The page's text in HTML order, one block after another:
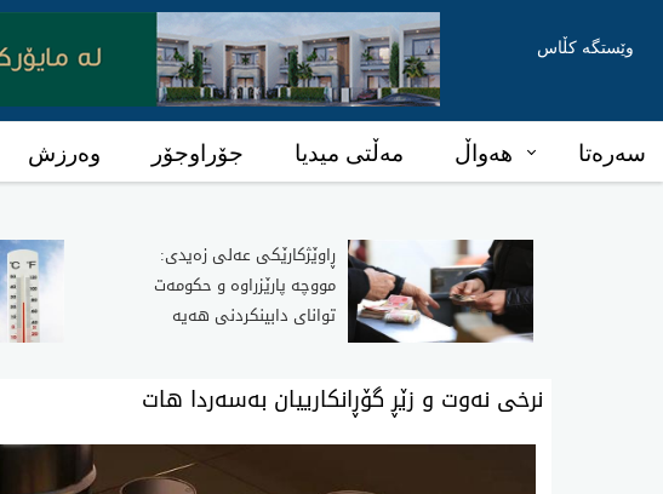
وێستگە کڵاس
سەرەتا هەواڵ مەڵتی میدیا جۆراوجۆر وەرزش
ڕاوێژکارێکی عەلی زەیدی:
مووچە پارێزراوە و حکومەت
توانای دابینکردنی هەیە
نرخی نه‌وت و زێڕ گۆڕانكارییان به‌سه‌ردا هات